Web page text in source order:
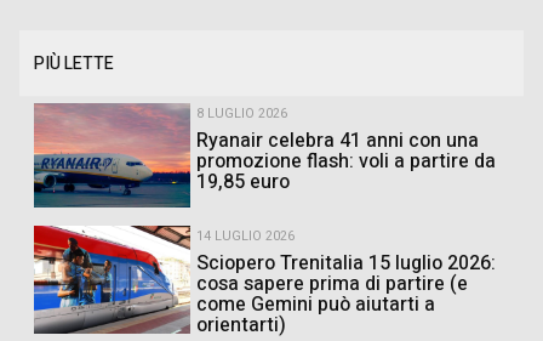
PIÙ LETTE
8 LUGLIO 2026
Ryanair celebra 41 anni con una
promozione flash: voli a partire da
19,85 euro
14 LUGLIO 2026
Sciopero Trenitalia 15 luglio 2026:
cosa sapere prima di partire (e
come Gemini può aiutarti a
orientarti)